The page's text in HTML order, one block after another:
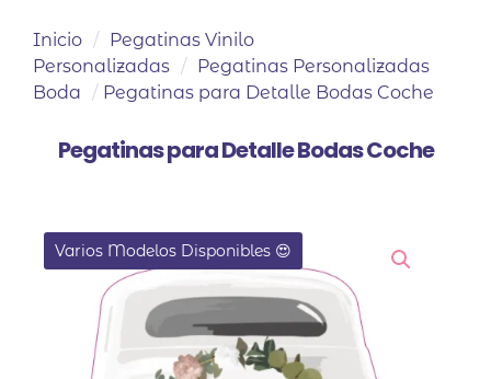
Inicio / Pegatinas Vinilo
Personalizadas / Pegatinas Personalizadas
Boda / Pegatinas para Detalle Bodas Coche
Pegatinas para Detalle Bodas Coche